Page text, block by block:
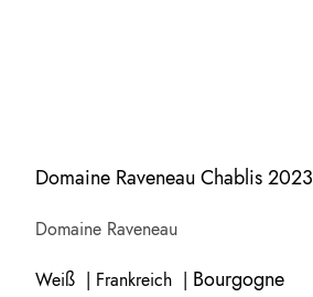
Domaine Raveneau Chablis 2023
Domaine Raveneau
Weiß | Frankreich | Bourgogne